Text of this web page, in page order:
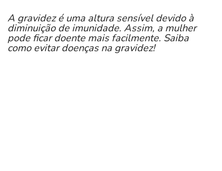
A gravidez é uma altura sensível devido à
diminuição de imunidade. Assim, a mulher
pode ficar doente mais facilmente. Saiba
como evitar doenças na gravidez!